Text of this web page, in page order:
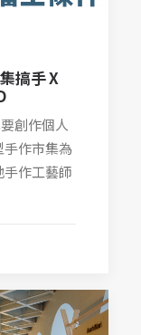
搞手 X
創作個人
作市集為
作工藝師